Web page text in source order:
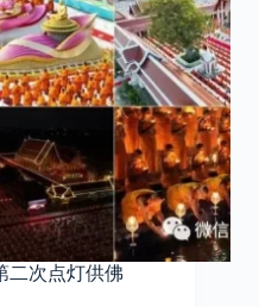
二次点灯供佛